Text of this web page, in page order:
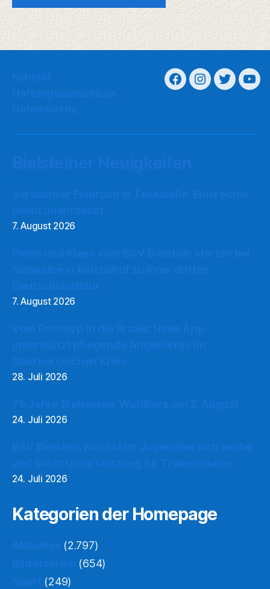
7. August 2026
7. August 2026
28. Juli 2026
24. Juli 2026
24. Juli 2026
Kategorien der Homepage
(2.797)
(654)
(249)